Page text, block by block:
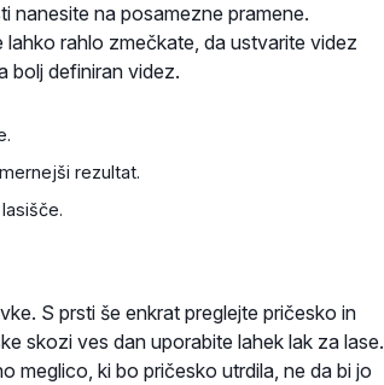
nanesite na posamezne pramene.
rahlo zmečkate, da ustvarite videz
bolj definiran videz.
rezultat.
S prsti še enkrat preglejte pričesko in
skozi ves dan uporabite lahek lak za lase.
meglico, ki bo pričesko utrdila, ne da bi jo